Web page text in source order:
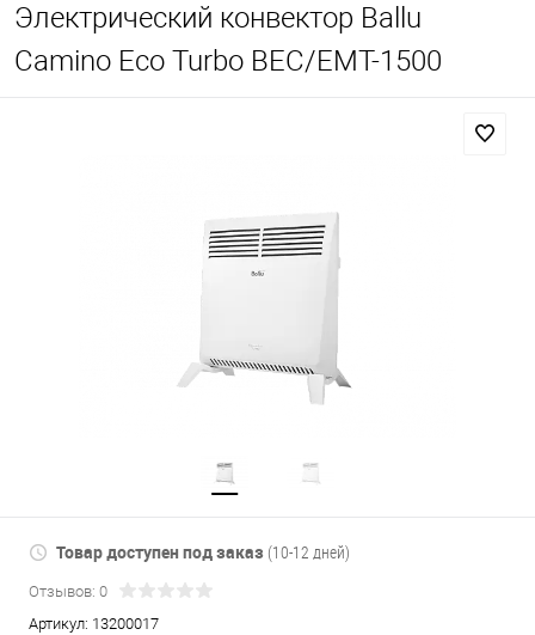
Электрический конвектор Ballu
Camino Eco Turbo BEC/EMT-1500
Товар доступен под заказ (10-12 дней)
Отзывов: 0
Артикул: 13200017